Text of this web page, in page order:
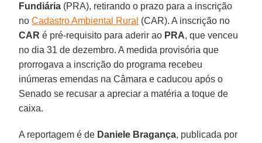
Fundiária (PRA), retirando o prazo para a inscrição
noCadastro Ambiental Rural (CAR). A inscrição no
CAR é pré-requisito para aderir ao PRA, que venceu
no dia 31 de dezembro. A medida provisória que
prorrogava a inscrição do programa recebeu
inúmeras emendas na Câmara e caducou após o
Senado se recusar a apreciar a matéria a toque de
caixa.
A reportagem é de Daniele Bragança, publicada por